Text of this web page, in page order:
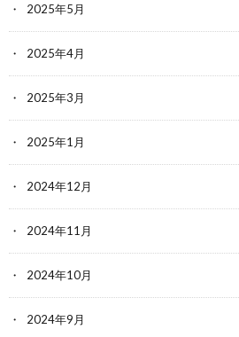
2025年5月
2025年4月
2025年3月
2025年1月
2024年12月
2024年11月
2024年10月
2024年9月